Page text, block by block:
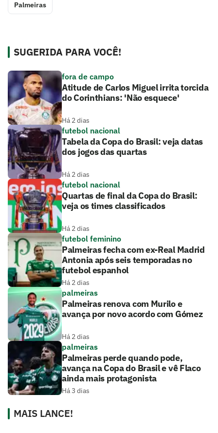
Palmeiras
SUGERIDA PARA VOCÊ!
fora de campo
Atitude de Carlos Miguel irrita torcida
do Corinthians: 'Não esquece'
Há 2 dias
futebol nacional
Tabela da Copa do Brasil: veja datas
dos jogos das quartas
Há 2 dias
futebol nacional
Quartas de final da Copa do Brasil:
veja os times classificados
Há 2 dias
futebol feminino
Palmeiras fecha com ex-Real Madrid
Antonia após seis temporadas no
futebol espanhol
Há 2 dias
palmeiras
Palmeiras renova com Murilo e
avança por novo acordo com Gómez
Há 2 dias
palmeiras
Palmeiras perde quando pode,
avança na Copa do Brasil e vê Flaco
ainda mais protagonista
Há 3 dias
MAIS LANCE!